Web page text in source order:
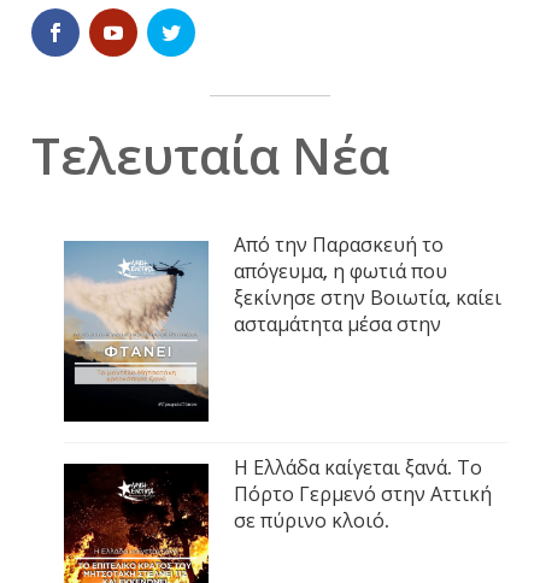
Τελευταία Νέα
Από την Παρασκευή το
απόγευμα, η φωτιά που
ξεκίνησε στην Βοιωτία, καίει
ασταμάτητα μέσα στην
Η Ελλάδα καίγεται ξανά. Το
Πόρτο Γερμενό στην Αττική
σε πύρινο κλοιό.